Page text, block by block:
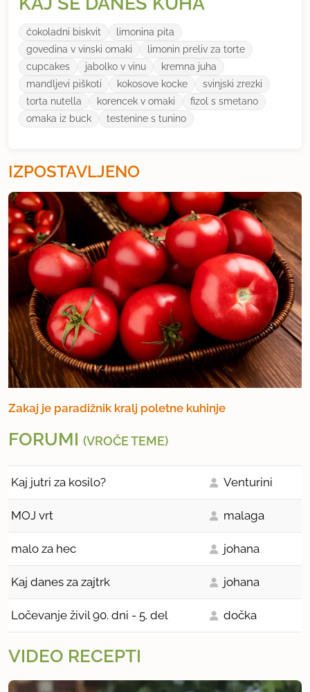
ćokoladni biskvit
limonina pita
govedina v vinski omaki
limonin preliv za torte
cupcakes
jabolko v vinu
kremna juha
mandljevi piškoti
kokosove kocke
svinjski zrezki
torta nutella
korencek v omaki
fizol s smetano
omaka iz buck
testenine s tunino
IZPOSTAVLJENO
Zakaj je paradižnik kralj poletne kuhinje
FORUMI (VROČE TEME)
Kaj jutri za kosilo? Venturini
MOJ vrt malaga
malo za hec johana
Kaj danes za zajtrk johana
Ločevanje živil 90. dni - 5. del dočka
VIDEO RECEPTI